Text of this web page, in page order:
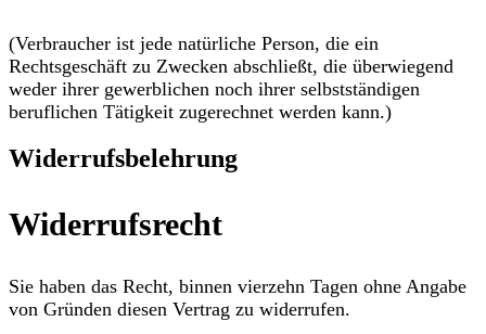
(Verbraucher ist jede natürliche Person, die ein
Rechtsgeschäft zu Zwecken abschließt, die überwiegend
weder ihrer gewerblichen noch ihrer selbstständigen
beruflichen Tätigkeit zugerechnet werden kann.)
Widerrufsbelehrung
Widerrufsrecht
Sie haben das Recht, binnen vierzehn Tagen ohne Angabe
von Gründen diesen Vertrag zu widerrufen.